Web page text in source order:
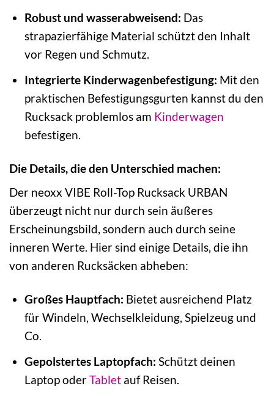
Robust und wasserabweisend: Das
strapazierfähige Material schützt den Inhalt
vor Regen und Schmutz.
Integrierte Kinderwagenbefestigung: Mit den
praktischen Befestigungsgurten kannst du den
Rucksack problemlos am Kinderwagen
befestigen.
Die Details, die den Unterschied machen:
Der neoxx VIBE Roll-Top Rucksack URBAN
überzeugt nicht nur durch sein äußeres
Erscheinungsbild, sondern auch durch seine
inneren Werte. Hier sind einige Details, die ihn
von anderen Rucksäcken abheben:
Großes Hauptfach: Bietet ausreichend Platz
für Windeln, Wechselkleidung, Spielzeug und
Co.
Gepolstertes Laptopfach: Schützt deinen
Laptop oderTabletauf Reisen.